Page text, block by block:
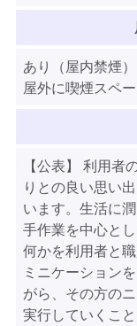
あり（屋内禁煙）
屋外に喫煙スペ
【公表】 利用者
りとの良い思い
います。生活に
手作業を中心と
何かを利用者と
ミニケーション
がら、その方の
実行していくこ